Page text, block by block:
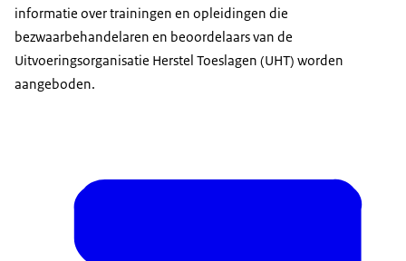
informatie over trainingen en opleidingen die
bezwaarbehandelaren en beoordelaars van de
Uitvoeringsorganisatie Herstel Toeslagen (UHT) worden
aangeboden.